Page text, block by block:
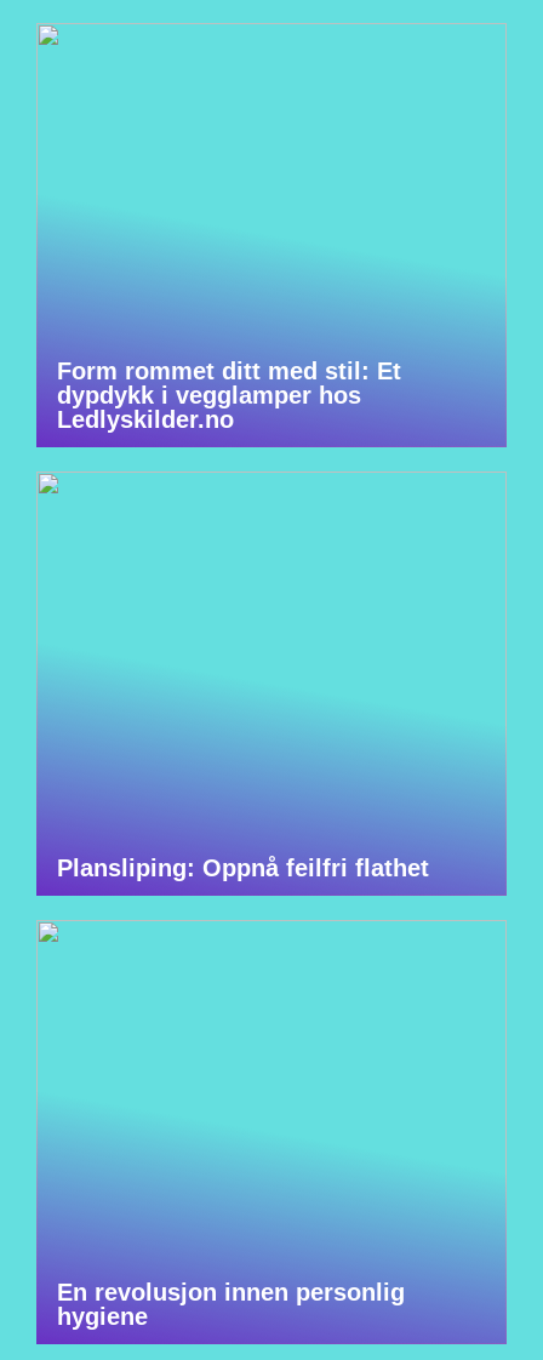
Form rommet ditt med stil: Et
dypdykk i vegglamper hos
Ledlyskilder.no
Plansliping: Oppnå feilfri flathet
En revolusjon innen personlig
hygiene